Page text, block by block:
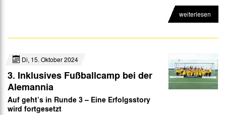
weiterlesen
Di, 15. Oktober 2024
3. Inklusives Fußballcamp bei der
Alemannia
Auf geht’s in Runde 3 – Eine Erfolgsstory
wird fortgesetzt